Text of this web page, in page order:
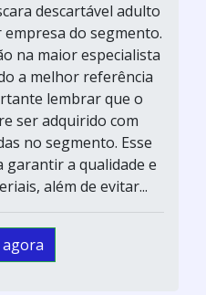
descartável adulto
empresa do segmento.
na maior especialista
a melhor referência
lembrar que o
ser adquirido com
no segmento. Esse
garantir a qualidade e
além de evitar...